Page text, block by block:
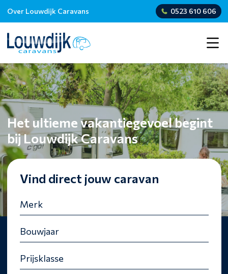
Over Louwdijk Caravans 0523 610 606
Het ultieme vakantiegevoel begint
bij Louwdijk Caravans
Vind direct jouw caravan